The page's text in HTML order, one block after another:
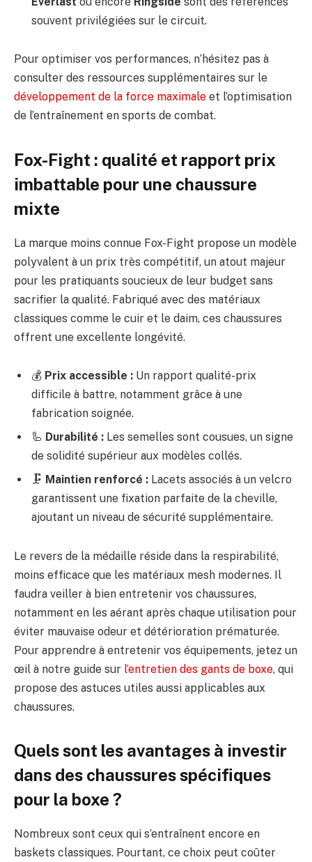
souvent privilégiées sur le circuit.
Pour optimiser vos performances, n’hésitez pas à
consulter des ressources supplémentaires sur le
développement de la force maximale et l’optimisation
de l’entraînement en sports de combat.
Fox-Fight : qualité et rapport prix
imbattable pour une chaussure
mixte
La marque moins connue Fox-Fight propose un modèle
polyvalent à un prix très compétitif, un atout majeur
pour les pratiquants soucieux de leur budget sans
sacrifier la qualité. Fabriqué avec des matériaux
classiques comme le cuir et le daim, ces chaussures
offrent une excellente longévité.
💰 Prix accessible : Un rapport qualité-prix
difficile à battre, notamment grâce à une
fabrication soignée.
🦾 Durabilité : Les semelles sont cousues, un signe
de solidité supérieur aux modèles collés.
🗜️ Maintien renforcé : Lacets associés à un velcro
garantissent une fixation parfaite de la cheville,
ajoutant un niveau de sécurité supplémentaire.
Le revers de la médaille réside dans la respirabilité,
moins efficace que les matériaux mesh modernes. Il
faudra veiller à bien entretenir vos chaussures,
notamment en les aérant après chaque utilisation pour
éviter mauvaise odeur et détérioration prématurée.
Pour apprendre à entretenir vos équipements, jetez un
œil à notre guide sur l’entretien des gants de boxe, qui
propose des astuces utiles aussi applicables aux
chaussures.
Quels sont les avantages à investir
dans des chaussures spécifiques
pour la boxe ?
Nombreux sont ceux qui s’entraînent encore en
baskets classiques. Pourtant, ce choix peut coûter